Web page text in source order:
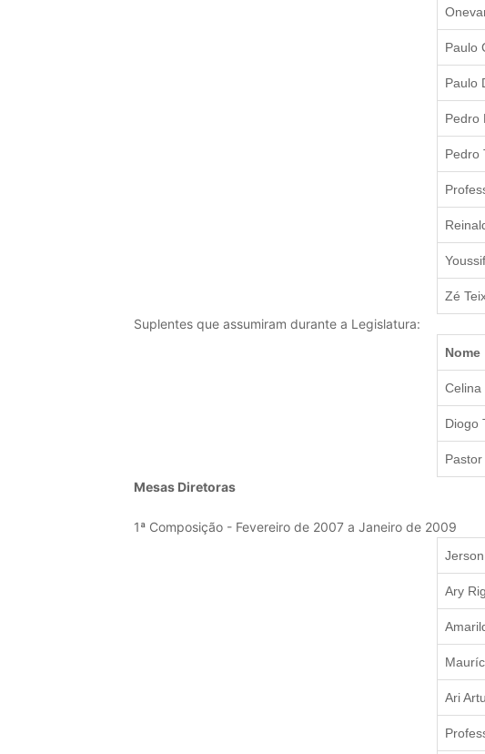
Paulo
Paulo
Pedro
Pedro
Zé
Suplentes que assumiram durante a Legislatura:
Nome
Celina
Diogo
Mesas Diretoras
1ª Composição - Fevereiro de 2007 a Janeiro de 2009
Ary
Ari